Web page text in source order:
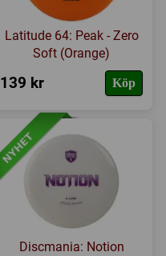
Latitude 64: Peak - Zero
Soft (Orange)
139 kr Köp
Discmania: Notion